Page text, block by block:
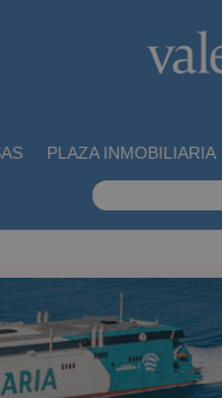
PLAZA INMOBILIARIA